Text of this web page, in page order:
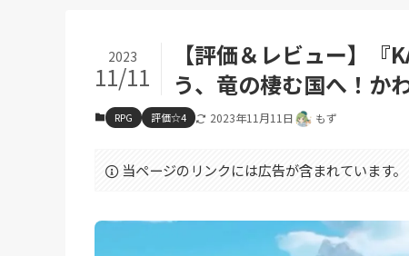
【評価＆レビュー】
う、竜の棲む国へ！か
2023
11/11
RPG 評価☆4 2023年11月11日 もず
当ページのリンクには広告が含まれています。